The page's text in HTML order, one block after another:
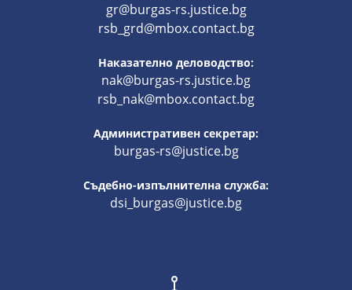
gr@burgas-rs.justice.bg
rsb_grd@mbox.contact.bg
Наказателно деловодство:
nak@burgas-rs.justice.bg
rsb_nak@mbox.contact.bg
Административен секретар:
burgas-rs@justice.bg
Съдебно-изпълнителна служба:
dsi_burgas@justice.bg